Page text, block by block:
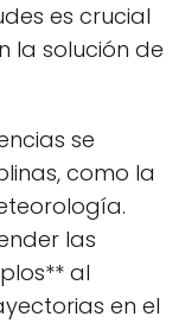
es crucial
la solución de
se
como la
las
al
en el